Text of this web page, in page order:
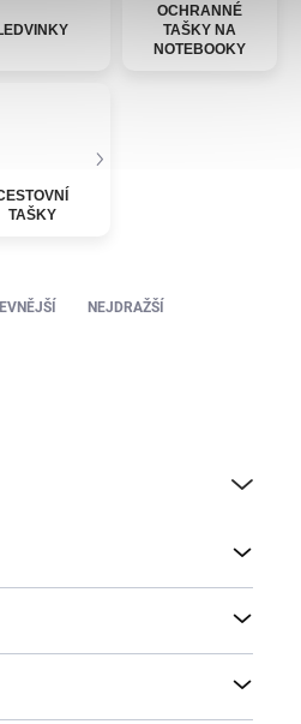
OCHRANNÉ
TAŠKY NA
NOTEBOOKY
TAŠKY
NEJDRAŽŠÍ